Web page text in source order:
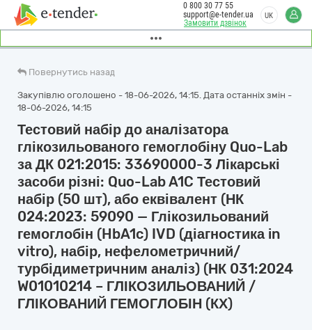
Замовити дзвінок
0 800 30 77 55
support@e-tender.ua
UK
Повернутись назад
Закупівлю оголошено - 18-06-2026, 14:15. Дата останніх змін -
18-06-2026, 14:15
Тестовий набір до аналізатора
глікозильованого гемоглобіну Quo-Lab
за ДК 021:2015: 33690000-3 Лікарські
засоби різні: Quo-Lab A1C Тестовий
набір (50 шт), або еквівалент (НК
024:2023: 59090 — Глікозильований
гемоглобін (HbA1c) IVD (діагностика in
vitro), набір, нефелометричний/
турбідиметричним аналіз) (НК 031:2024
W01010214 – ГЛІКОЗИЛЬОВАНИЙ /
ГЛІКОВАНИЙ ГЕМОГЛОБІН (КХ)